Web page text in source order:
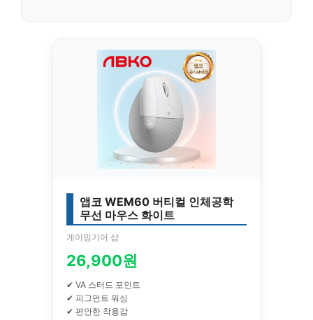
앱코 WEM60 버티컬 인체공학
무선 마우스 화이트
게이밍기어 샵
26,900원
✔ VA 스터드 포인트
✔ 피그먼트 워싱
✔ 편안한 착용감